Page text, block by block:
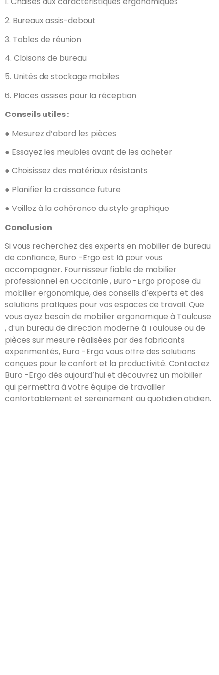
2. Bureaux assis-debout
3. Tables de réunion
4. Cloisons de bureau
5. Unités de stockage mobiles
6. Places assises pour la réception
Conseils utiles :
● Mesurez d’abord les pièces
● Essayez les meubles avant de les acheter
● Choisissez des matériaux résistants
● Planifier la croissance future
● Veillez à la cohérence du style graphique
Conclusion
Si vous recherchez des experts en mobilier de bureau
de confiance, Buro -Ergo est là pour vous
accompagner. Fournisseur fiable de mobilier
professionnel en Occitanie , Buro -Ergo propose du
mobilier ergonomique, des conseils d’experts et des
solutions pratiques pour vos espaces de travail. Que
vous ayez besoin de mobilier ergonomique à Toulouse
, d’un bureau de direction moderne à Toulouse ou de
pièces sur mesure réalisées par des fabricants
expérimentés, Buro -Ergo vous offre des solutions
conçues pour le confort et la productivité. Contactez
Buro -Ergo dès aujourd’hui et découvrez un mobilier
qui permettra à votre équipe de travailler
confortablement et sereinement au quotidien.otidien.